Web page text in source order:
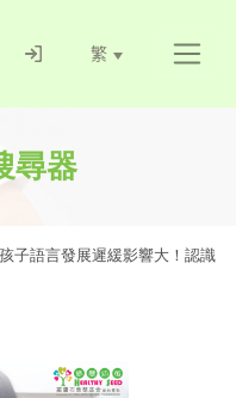
繁
尋器
孩子語言發展遲緩影響大！認識